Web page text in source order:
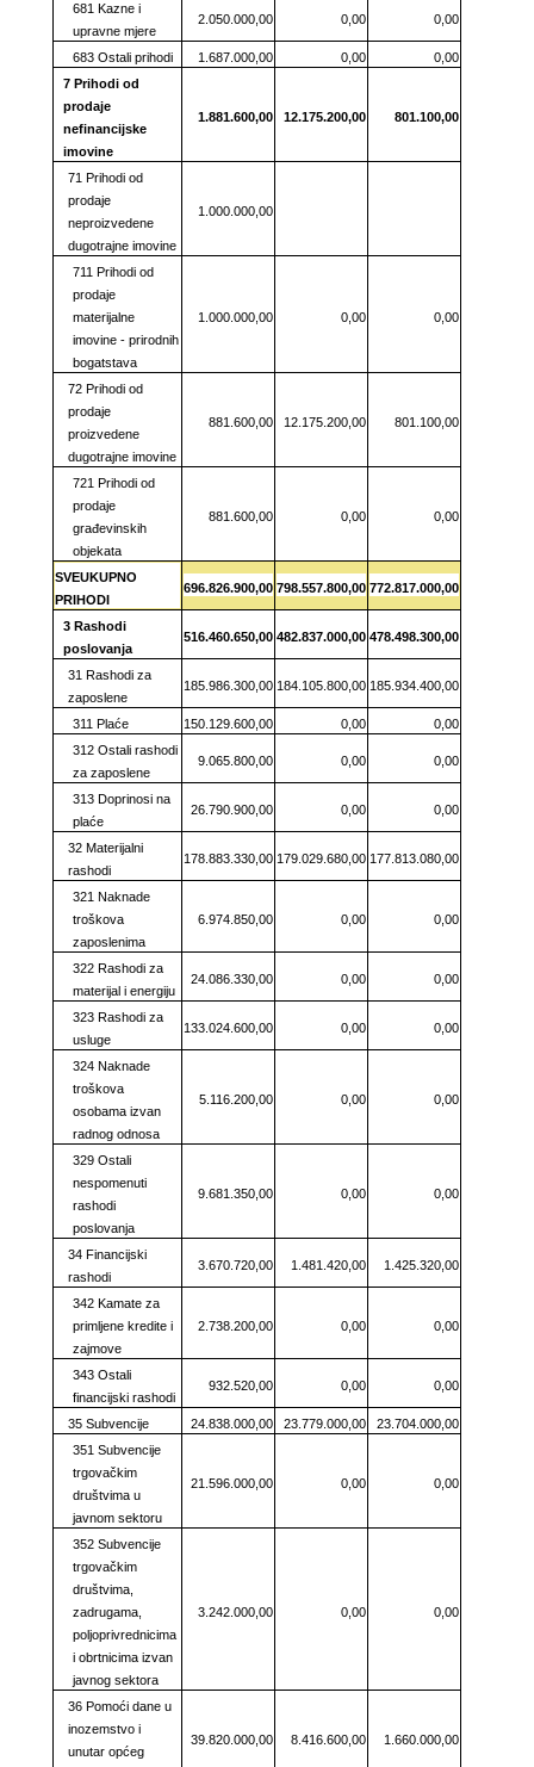
681 Kazne i
upravne mjere
2.050.000,00 0,00 0,00
683 Ostali prihodi 1.687.000,00 0,00
0,00
7 Prihodi od
prodaje
nefinancijske
imovine
1.881.600,00 12.175.200,00 801.100,00
71 Prihodi od
prodaje
neproizvedene
dugotrajne imovine
1.000.000,00
711 Prihodi od
prodaje
materijalne
imovine - prirodnih
bogatstava
1.000.000,00 0,00 0,00
72 Prihodi od
prodaje
proizvedene
dugotrajne imovine
881.600,00 12.175.200,00 801.100,00
721 Prihodi od
prodaje
građevinskih
objekata
881.600,00 0,00 0,00
SVEUKUPNO
PRIHODI
696.826.900,00 798.557.800,00 772.817.000,00
3 Rashodi
poslovanja
516.460.650,00 482.837.000,00 478.498.300,00
31 Rashodi za
zaposlene
185.986.300,00 184.105.800,00 185.934.400,00
311 Plaće 150.129.600,00 0,00
0,00
312 Ostali rashodi
za zaposlene
9.065.800,00 0,00 0,00
313 Doprinosi na
plaće
26.790.900,00 0,00 0,00
32 Materijalni
rashodi
178.883.330,00 179.029.680,00 177.813.080,00
321 Naknade
troškova
zaposlenima
6.974.850,00 0,00 0,00
322 Rashodi za
materijal i energiju
24.086.330,00 0,00 0,00
323 Rashodi za
usluge
133.024.600,00 0,00 0,00
324 Naknade
troškova
osobama izvan
radnog odnosa
5.116.200,00 0,00 0,00
329 Ostali
nespomenuti
rashodi
poslovanja
9.681.350,00 0,00 0,00
34 Financijski
rashodi
3.670.720,00 1.481.420,00 1.425.320,00
342 Kamate za
primljene kredite i
zajmove
2.738.200,00 0,00 0,00
343 Ostali
financijski rashodi
932.520,00 0,00 0,00
35 Subvencije 24.838.000,00 23.779.000,00
23.704.000,00
351 Subvencije
trgovačkim
društvima u
javnom sektoru
21.596.000,00 0,00 0,00
352 Subvencije
trgovačkim
društvima,
zadrugama,
poljoprivrednicima
i obrtnicima izvan
javnog sektora
3.242.000,00 0,00 0,00
36 Pomoći dane u
inozemstvo i
unutar općeg
39.820.000,00 8.416.600,00 1.660.000,00